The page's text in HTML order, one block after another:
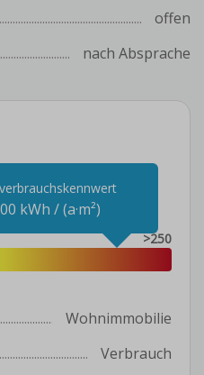
offen
nach Absprache
kWh / (a·m²)
>250
Wohnimmobilie
Verbrauch